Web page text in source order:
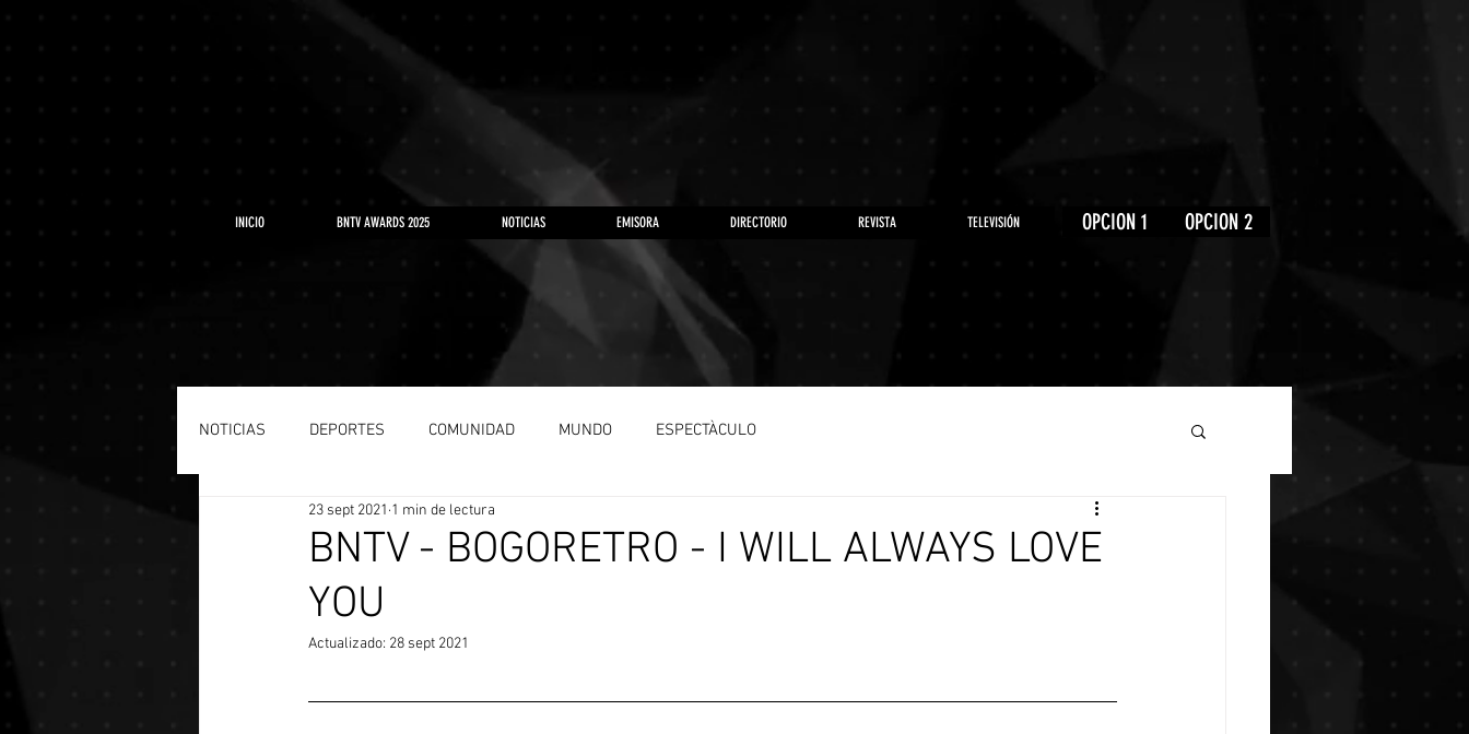
OPCION 1 OPCION 2
INICIO BNTV AWARDS 2025 NOTICIAS EMISORA DIRECTORIO REVISTA TELEVISIÓN
NOTICIAS DEPORTES COMUNIDAD MUNDO ESPECTÀCULO
BNTV - BOGORETRO - I WILL ALWAYS LOVE
YOU
23 sept 2021 1 min de lectura
Actualizado: 28 sept 2021